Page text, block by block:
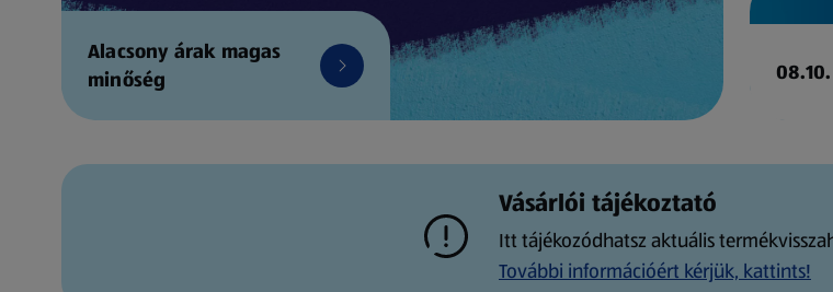
Alacsony árak magas
minőség
Vásárlói tájékoztató
Itt tájékozódhatsz aktuális
További információért kérjük, kattints!